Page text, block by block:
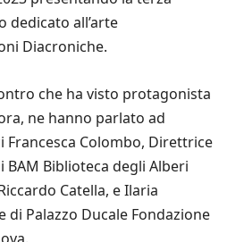
dedicato all’arte
Diacroniche.
che ha visto protagonista
ne hanno parlato ad
Francesca Colombo, Direttrice
BAM Biblioteca degli Alberi
Catella, e Ilaria
di Palazzo Ducale Fondazione